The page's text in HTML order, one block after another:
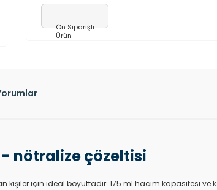
Ön Siparişli
Ürün
- nötralize çözeltisi
kişiler için ideal boyuttadır. 175 ml hacim kapasitesi